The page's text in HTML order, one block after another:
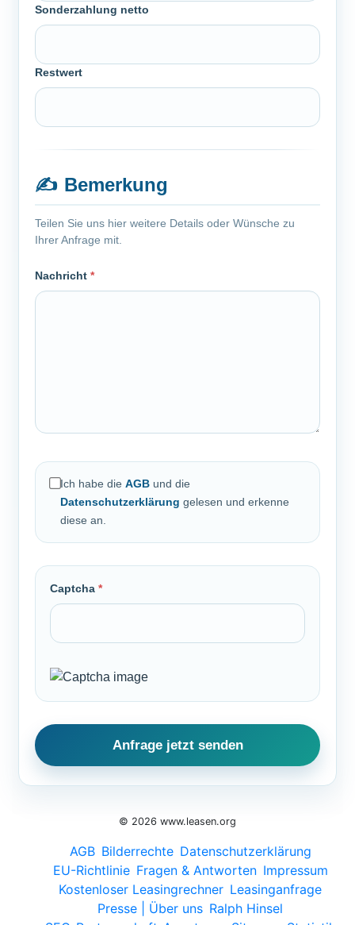
Sonderzahlung netto
Restwert
✍️ Bemerkung
Teilen Sie uns hier weitere Details oder Wünsche zu
Ihrer Anfrage mit.
Nachricht *
Ich habe die AGB und die
Datenschutzerklärung gelesen und erkenne
diese an.
Captcha *
© 2026 www.leasen.org
AGB Bilderrechte Datenschutzerklärung
EU-Richtlinie Fragen & Antworten Impressum
Kostenloser Leasingrechner Leasinganfrage
Presse | Über uns Ralph Hinsel